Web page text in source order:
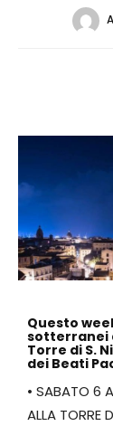
Questo
sotterranei
Torre di S.
dei Beati
• SABATO 6
ALLA TORRE